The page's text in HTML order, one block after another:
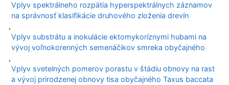
Vplyv spektrálneho rozpätia hyperspektrálnych záznamov
na správnosť klasifikácie druhového zloženia drevín
,
Vplyv substrátu a inokulácie ektomykoríznymi hubami na
vývoj voľnokorenných semenáčikov smreka obyčajného
,
Vplyv svetelných pomerov porastu v štádiu obnovy na rast
a vývoj prirodzenej obnovy tisa obyčajného Taxus baccata